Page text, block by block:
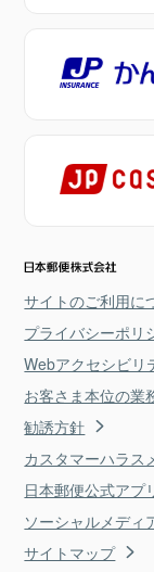
サイトのご利用に
プライバシーポリ
Webアクセシビリ
お客さま本位の業
勧誘方針
カスタマーハラス
日本郵便公式アプ
ソーシャルメディ
サイトマップ